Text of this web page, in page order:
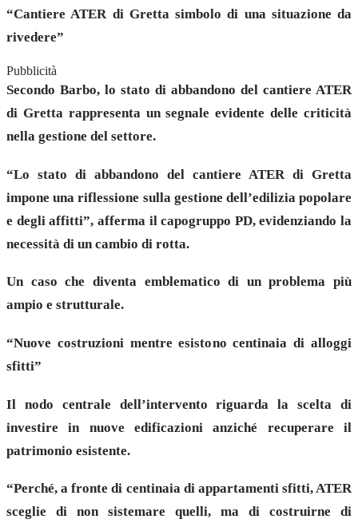
“Cantiere ATER di Gretta simbolo di una situazione da
rivedere”
Pubblicità
Secondo Barbo, lo stato di abbandono del cantiere ATER
di Gretta rappresenta un segnale evidente delle criticità
nella gestione del settore.
“Lo stato di abbandono del cantiere ATER di Gretta
impone una riflessione sulla gestione dell’edilizia popolare
e degli affitti”, afferma il capogruppo PD, evidenziando la
necessità di un cambio di rotta.
Un caso che diventa emblematico di un problema più
ampio e strutturale.
“Nuove costruzioni mentre esistono centinaia di alloggi
sfitti”
Il nodo centrale dell’intervento riguarda la scelta di
investire in nuove edificazioni anziché recuperare il
patrimonio esistente.
“Perché, a fronte di centinaia di appartamenti sfitti, ATER
sceglie di non sistemare quelli, ma di costruirne di